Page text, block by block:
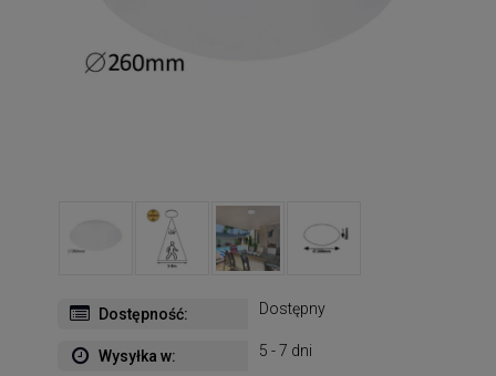
Dostępność: Dostępny
Wysyłka w: 5 - 7 dni